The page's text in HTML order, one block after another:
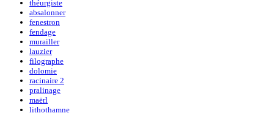
théurgiste
absalonner
fenestron
fendage
murailler
lauzier
filographe
dolomie
racinaire 2
pralinage
maërl
lithothamne